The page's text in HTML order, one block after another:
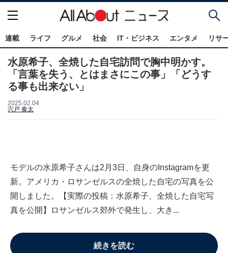
連載 ライフ グルメ 社会 IT・ビジネス エンタメ リサ
水原希子、全焼した自宅訪問で胸中明かす。
「言葉を失う、とはまさにこの事」「どうす
る事も出来ない」
2025.02.04
宍戸 奏太
モデルの水原希子さんは2月3日、自身のInstagramを更
新。アメリカ・ロサンゼルスの全焼した自宅の写真を公
開しました。【実際の投稿：水原希子、全焼した自宅写
真を公開】ロサンゼルス郊外で発生し、大き...
続きを読む